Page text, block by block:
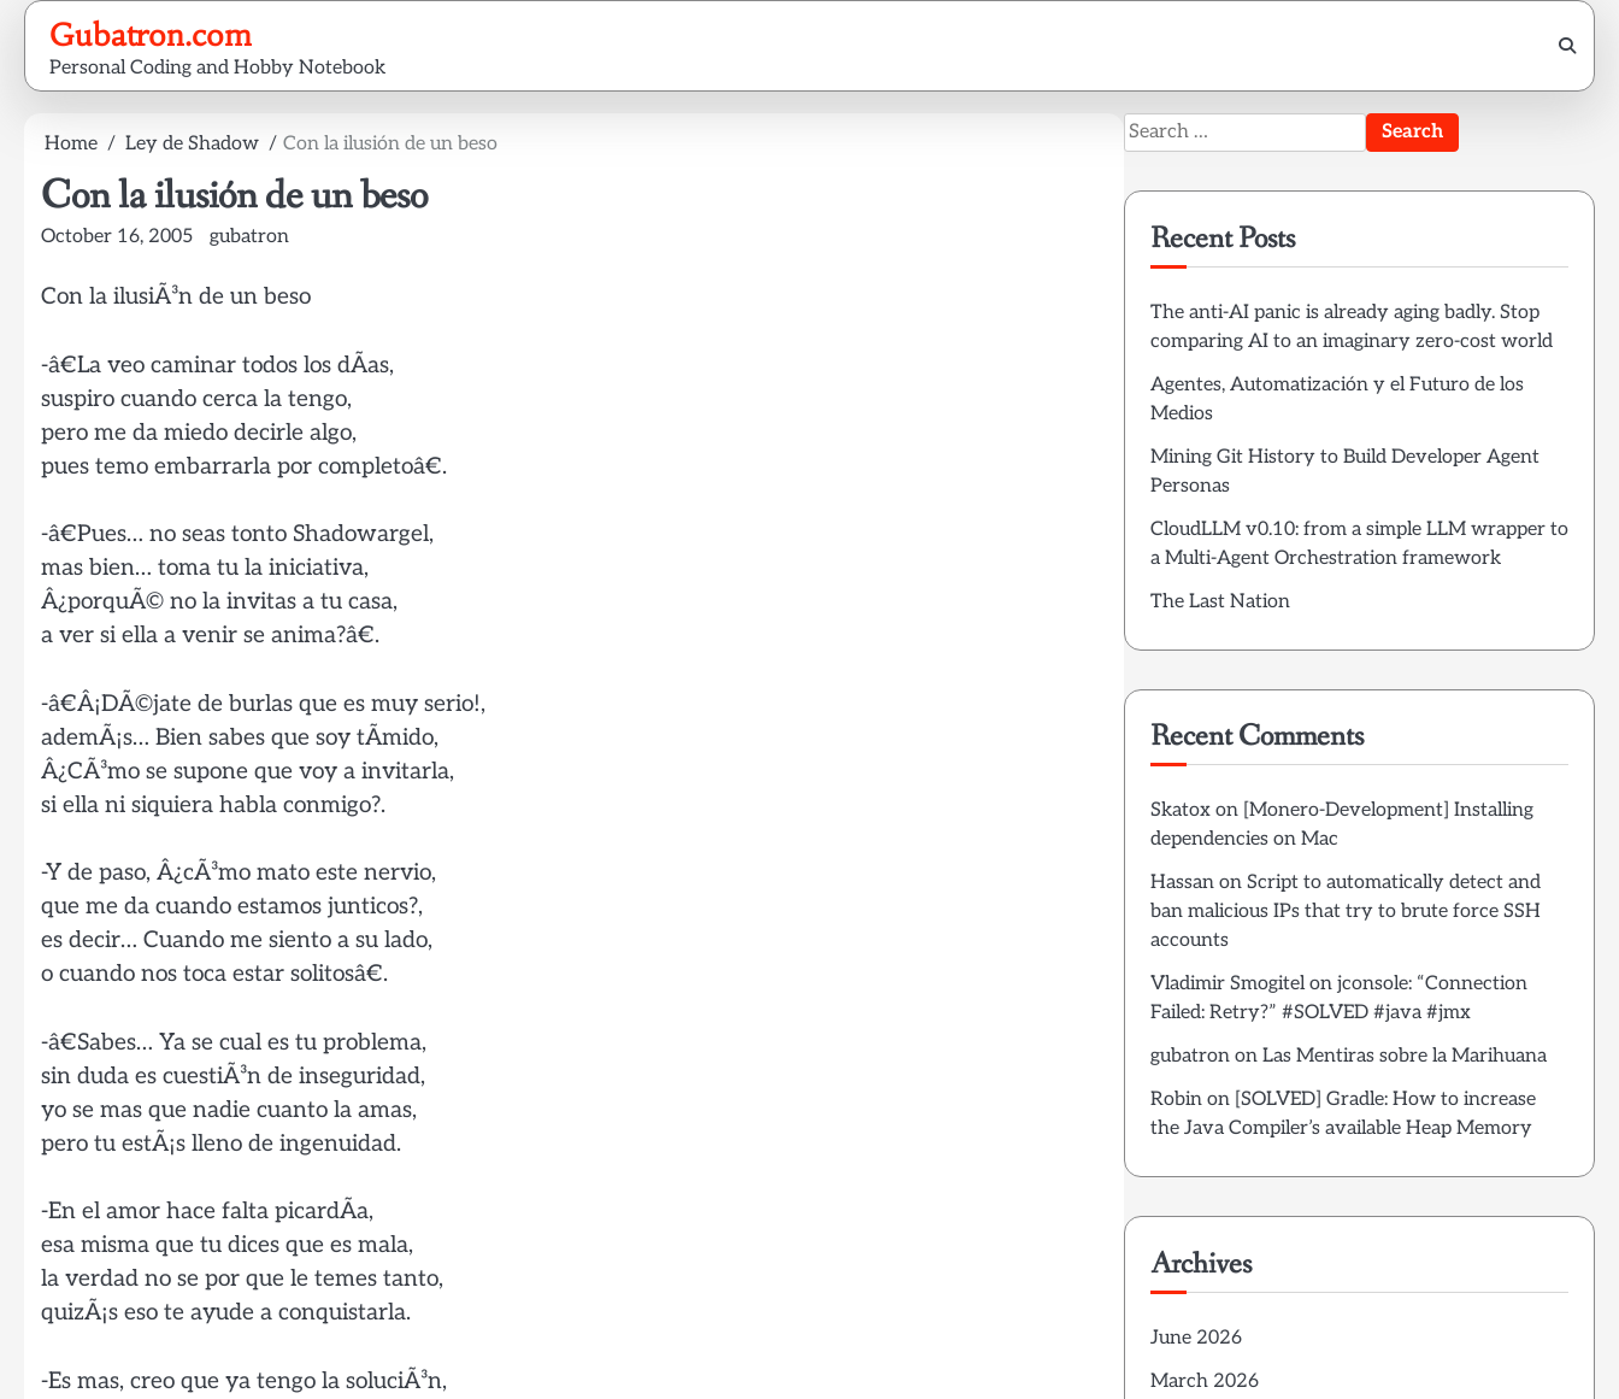
Skip
content
Gubatron.com
Personal Coding and Hobby Notebook
Home Ley de Shadow Con la ilusión de un beso
Con la ilusión de un beso
October 16, 2005 gubatron
Con la ilusiÃ³n de un beso
-â€La veo caminar todos los dÃ­as,
suspiro cuando cerca la tengo,
pero me da miedo decirle algo,
pues temo embarrarla por completoâ€.
-â€Pues… no seas tonto Shadowargel,
mas bien… toma tu la iniciativa,
Â¿porquÃ© no la invitas a tu casa,
a ver si ella a venir se anima?â€.
-â€Â¡DÃ©jate de burlas que es muy serio!,
ademÃ¡s… Bien sabes que soy tÃ­mido,
Â¿CÃ³mo se supone que voy a invitarla,
si ella ni siquiera habla conmigo?.
-Y de paso, Â¿cÃ³mo mato este nervio,
que me da cuando estamos junticos?,
es decir… Cuando me siento a su lado,
o cuando nos toca estar solitosâ€.
-â€Sabes… Ya se cual es tu problema,
sin duda es cuestiÃ³n de inseguridad,
yo se mas que nadie cuanto la amas,
pero tu estÃ¡s lleno de ingenuidad.
-En el amor hace falta picardÃ­a,
esa misma que tu dices que es mala,
la verdad no se por que le temes tanto,
quizÃ¡s eso te ayude a conquistarla.
-Es mas, creo que ya tengo la soluciÃ³n,
Search
for:
Recent Posts
The anti-AI panic is already aging badly. Stop
comparing AI to an imaginary zero-cost world
Agentes, Automatización y el Futuro de los
Medios
Mining Git History to Build Developer Agent
Personas
CloudLLM v0.10: from a simple LLM wrapper to
a Multi-Agent Orchestration framework
The Last Nation
Recent Comments
Skatoxon [Monero-Development] Installing
dependencies on Mac
Hassanon Script to automatically detect and
ban malicious IPs that try to brute force SSH
accounts
Vladimir Smogitelon jconsole: “Connection
Failed: Retry?” #SOLVED #java #jmx
gubatronon Las Mentiras sobre la Marihuana
Robinon [SOLVED] Gradle: How to increase
the Java Compiler’s available Heap Memory
Archives
June 2026
March 2026